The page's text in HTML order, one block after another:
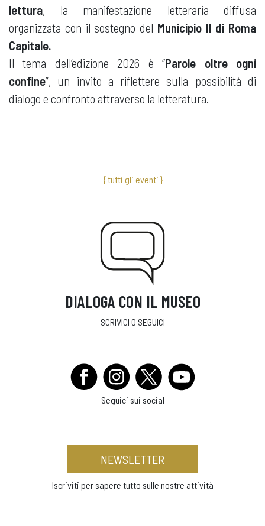
lettura, la manifestazione letteraria diffusa
organizzata con il sostegno del Municipio II di Roma
Capitale.
Il tema dell’edizione 2026 è “Parole oltre ogni
confine”, un invito a riflettere sulla possibilità di
dialogo e confronto attraverso la letteratura.
{ tutti gli eventi }
DIALOGA CON IL MUSEO
SCRIVICI O SEGUICI
Seguici sui social
NEWSLETTER
Iscriviti per sapere tutto sulle nostre attività